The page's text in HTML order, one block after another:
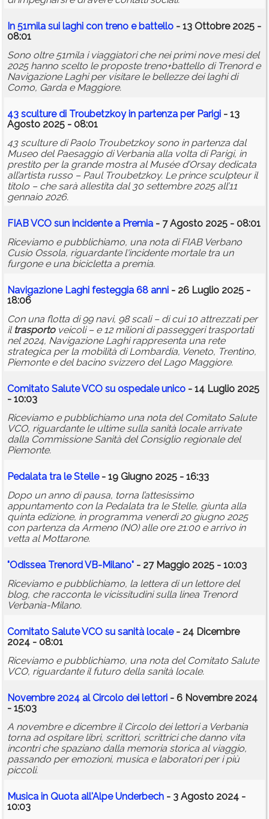
In 51mila sui laghi con treno e battello - 13 Ottobre 2025 -
08:01
Sono oltre 51mila i viaggiatori che nei primi nove mesi del
2025 hanno scelto le proposte treno+battello di Trenord e
Navigazione Laghi per visitare le bellezze dei laghi di
Como, Garda e Maggiore.
43 sculture di Troubetzkoy in partenza per Parigi - 13
Agosto 2025 - 08:01
43 sculture di Paolo Troubetzkoy sono in partenza dal
Museo del Paesaggio di Verbania alla volta di Parigi, in
prestito per la grande mostra al Musée d’Orsay dedicata
all’artista russo – Paul Troubetzkoy. Le prince sculpteur il
titolo – che sarà allestita dal 30 settembre 2025 all’11
gennaio 2026.
FIAB VCO sun incidente a Premia - 7 Agosto 2025 - 08:01
Riceviamo e pubblichiamo, una nota di FIAB Verbano
Cusio Ossola, riguardante l'incidente mortale tra un
furgone e una bicicletta a premia.
Navigazione Laghi festeggia 68 anni - 26 Luglio 2025 -
18:06
Con una flotta di 99 navi, 98 scali – di cui 10 attrezzati per
il trasportoveicoli – e 12 milioni di passeggeri trasportati
nel 2024, Navigazione Laghi rappresenta una rete
strategica per la mobilità di Lombardia, Veneto, Trentino,
Piemonte e del bacino svizzero del Lago Maggiore.
Comitato Salute VCO su ospedale unico - 14 Luglio 2025
- 10:03
Riceviamo e pubblichiamo una nota del Comitato Salute
VCO, riguardante le ultime sulla sanità locale arrivate
dalla Commissione Sanità del Consiglio regionale del
Piemonte.
Pedalata tra le Stelle- 19 Giugno 2025 - 16:33
Dopo un anno di pausa, torna l’attesissimo
appuntamento con la Pedalata tra le Stelle, giunta alla
quinta edizione, in programma venerdì 20 giugno 2025
con partenza da Armeno (NO) alle ore 21:00 e arrivo in
vetta al Mottarone.
"Odissea Trenord VB-Milano" - 27 Maggio 2025 - 10:03
Riceviamo e pubblichiamo, la lettera di un lettore del
blog, che racconta le vicissitudini sulla linea Trenord
Verbania-Milano.
Comitato Salute VCO su sanità locale- 24 Dicembre
2024 - 08:01
Riceviamo e pubblichiamo, una nota del Comitato Salute
VCO, riguardante il futuro della sanità locale.
Novembre 2024 al Circolo dei lettori - 6 Novembre 2024
- 15:03
A novembre e dicembre il Circolo dei lettori a Verbania
torna ad ospitare libri, scrittori, scrittrici che danno vita
incontri che spaziano dalla memoria storica al viaggio,
passando per emozioni, musica e laboratori per i più
piccoli.
Musica in Quota all'Alpe Underbech - 3 Agosto 2024 -
10:03